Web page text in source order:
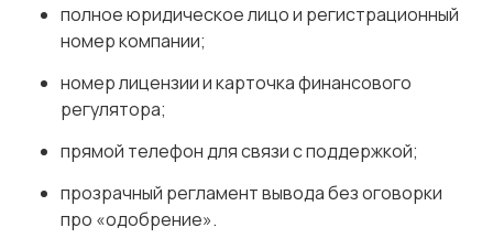
полное юридическое лицо и регистрационный
номер компании;
номер лицензии и карточка финансового
регулятора;
прямой телефон для связи с поддержкой;
прозрачный регламент вывода без оговорки
про «одобрение».